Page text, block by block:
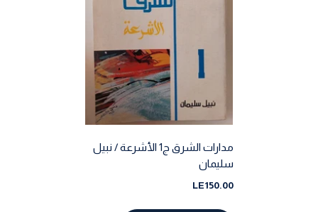
مدارات الشرق ج1 الأشرعة / نبيل
سليمان
LE150.00